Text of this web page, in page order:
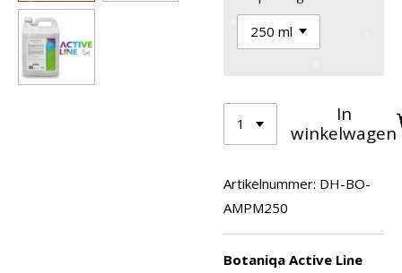
In
winkelwagen
Artikelnummer: DH-BO-
AMPM250
Botaniqa Active Line